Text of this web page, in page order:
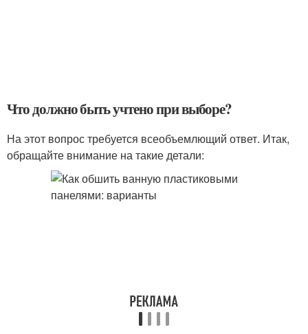
Что должно быть учтено при выборе?
На этот вопрос требуется всеобъемлющий ответ. Итак,
обращайте внимание на такие детали: